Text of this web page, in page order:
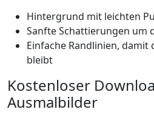
Hintergrund mit leichten
Sanfte Schattierungen um
Einfache Randlinien, damit
bleibt
Kostenloser
Ausmalbilder